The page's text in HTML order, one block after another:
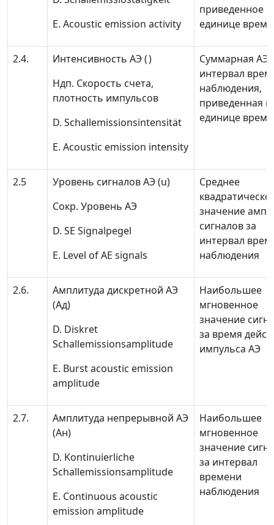
Е. Acoustic emission activity
приведенное к
единице
2.4. Интенсивность АЭ()
Ндп. Скорость счета,
плотность импульсов
D. Schallemissionsintensität
Е. Acoustic emission intensity
Суммарная АЭ
интервал
наблюдения,
приведенная к
единице
2.5 Уровень сигналов АЭ(u)
Сокр. Уровень АЭ
D. SE Signalpegel
Е. Level of AE signals
Среднее
значение
сигналов за
интервал
наблюдения
2.6.
Амплитуда дискретной АЭ
(Ад)
D. Diskret
Schallemissionsamplitude
Е. Burst acoustic emission
amplitude
Наибольшее
мгновенное
значение
за время
импульса АЭ
2.7.
Амплитуда непрерывной АЭ
(Ан)
D. Kontinuierliche
Schallemissionsamplitude
E. Continuous acoustic
emission amplitude
Наибольшее
мгновенное
значение
за интервал
времени
наблюдения